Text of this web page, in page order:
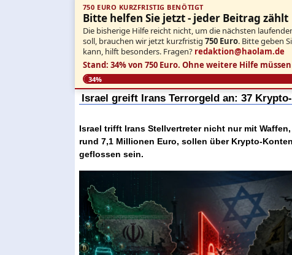
750 EURO KURZFRISTIG BENÖTIGT
Bitte helfen Sie jetzt - jeder Beitrag zählt
Die bisherige Hilfe reicht nicht, um die nächsten
soll, brauchen wir jetzt kurzfristig 750 Euro. Bitte geben
kann, hilft besonders. Fragen? redaktion@haolam.de
Stand: 34% von 750 Euro. Ohne weitere Hilfe
34%
Israel greift Irans Terrorgeld an: 37
Israel trifft Irans Stellvertreter nicht nur mit
rund 7,1 Millionen Euro, sollen über Krypto-
geflossen sein.